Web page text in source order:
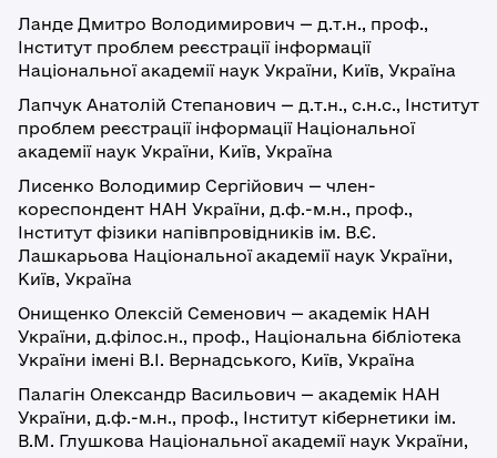
Ланде Дмитро Володимирович — д.т.н., проф.,
Інститут проблем реєстрації інформації
Національної академії наук України, Київ, Україна
Лапчук Анатолій Степанович — д.т.н., с.н.с., Інститут
проблем реєстрації інформації Національної
академії наук України, Київ, Україна
Лисенко Володимир Сергійович — член-
кореспондент НАН України, д.ф.-м.н., проф.,
Інститут фізики напівпровідників ім. В.Є.
Лашкарьова Національної академії наук України,
Київ, Україна
Онищенко Олексій Семенович — академік НАН
України, д.філос.н., проф., Національна бібліотека
України імені В.І. Вернадського, Київ, Україна
Палагін Олександр Васильович — академік НАН
України, д.ф.-м.н., проф., Інститут кібернетики ім.
В.М. Глушкова Національної академії наук України,